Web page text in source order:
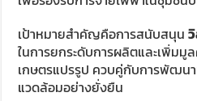
เป้าหมายสำคัญคือการสนับสนุน
ในการยกระดับการผลิตและเพิ่ม
เกษตรแปรรูป ควบคู่กับการพัฒน
แวดล้อมอย่างยั่งยืน